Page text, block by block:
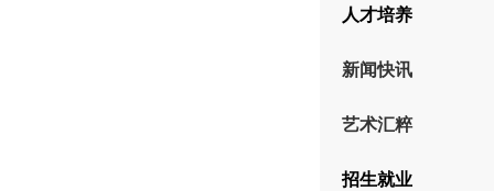
人才培养
新闻快讯
艺术汇粹
招生就业